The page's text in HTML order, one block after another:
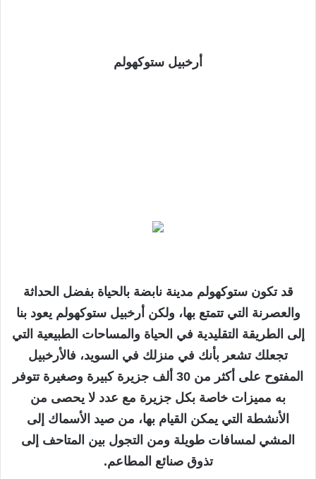
أرخبيل ستوكهولم
قد تكون ستوكهولم مدينة نابضة بالحياة بفضل الحداثة
والعصرنة التي تتمتع بها، ولكن أرخبيل ستوكهولم يعود بنا
إلى الطريقة التقليدية في الحياة والمساحات الطبيعية التي
تجعلك تشعر بأنك في منزلك في السويد، فالأرخبيل
المفتوح على أكثر من 30 ألف جزيرة كبيرة وصغيرة تتوفر
به مميزات خاصة بكل جزيرة مع عدد لا يحصى من
الأنشطة التي يمكن القيام بها، من صيد الأسماك إلى
المشي لمسافات طويلة ومن التجول بين المتاحف إلى
تذوق صنائع المطاعم.